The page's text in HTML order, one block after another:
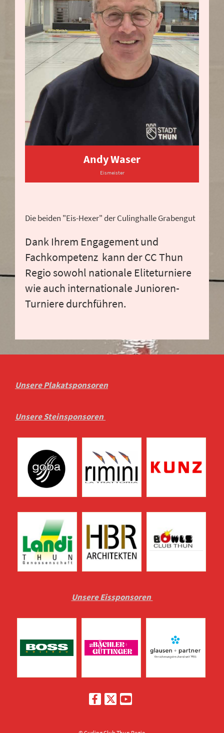
Andy Waser
Eismeister
Die beiden "Eis-Hexer" der Culinghalle Grabengut
Dank Ihrem Engagement und
Fachkompetenz kann der CC Thun
Regio sowohl nationale Eliteturniere
wie auch internationale Junioren-
Turniere durchführen.
Unsere Plakatsponsoren
Unsere Steinsponsoren
Unsere Eissponsoren